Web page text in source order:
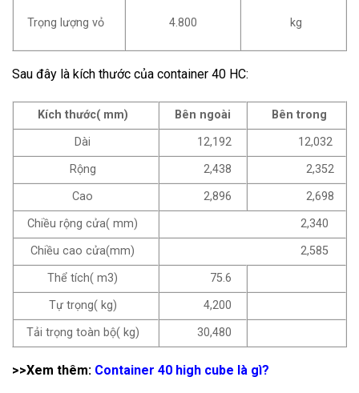
Trọng lượng vỏ 4.800 kg
Sau đây là kích thước của container 40 HC:
Kích thước( mm) Bên ngoài
Bên trong
Dài
12,192
12,032
Rộng
2,438
2,352
Cao
2,896
2,698
Chiều rộng cửa( mm)
2,340
Chiều cao cửa(mm)
2,585
Thể tích( m3)
75.6
Tự trọng( kg)
4,200
Tải trọng toàn bộ( kg)
30,480
>>Xem thêm: Container 40 high cube là gì?